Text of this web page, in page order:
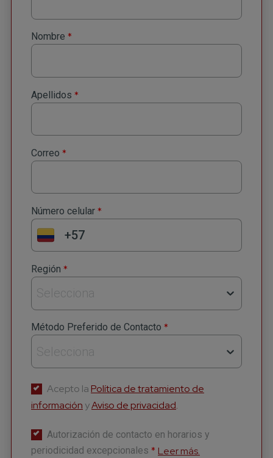
Nombre *
Apellidos *
Correo *
Número celular *
Región *
Selecciona
Método Preferido de Contacto *
Selecciona
Acepto la Política de tratamiento de
información yAviso de privacidad.
Autorización de contacto en horarios y
periodicidad excepcionales * Leer más.